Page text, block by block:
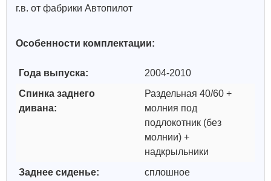
г.в. от фабрики Автопилот
Особенности комплектации:
Года выпуска:
2004-2010
Спинка заднего
дивана:
Раздельная 40/60 +
молния под
подлокотник (без
молнии) +
надкрыльники
Заднее сиденье:
сплошное